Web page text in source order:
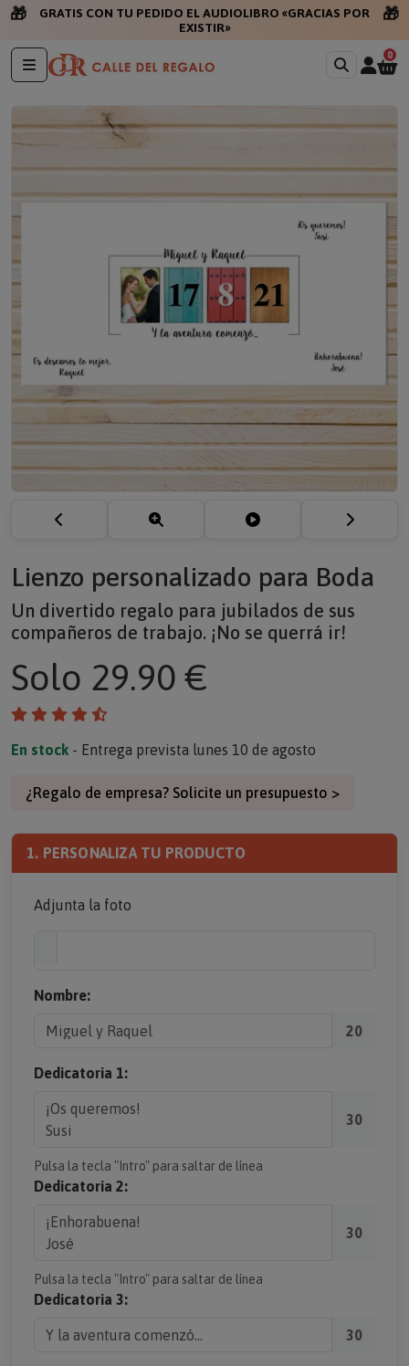
🎁
GRATIS CON TU PEDIDO EL AUDIOLIBRO «GRACIAS POR
EXISTIR»
🎁
0
Lienzo personalizado para Boda
Un divertido regalo para jubilados de sus
compañeros de trabajo. ¡No se querrá ir!
Solo 29.90 €
En stock - Entrega prevista lunes 10 de agosto
¿Regalo de empresa? Solicite un presupuesto >
1. PERSONALIZA TU PRODUCTO
Adjunta la foto
Nombre:
20
Dedicatoria 1:
30
Pulsa la tecla "Intro" para saltar de línea
Dedicatoria 2:
30
Pulsa la tecla "Intro" para saltar de línea
Dedicatoria 3:
30